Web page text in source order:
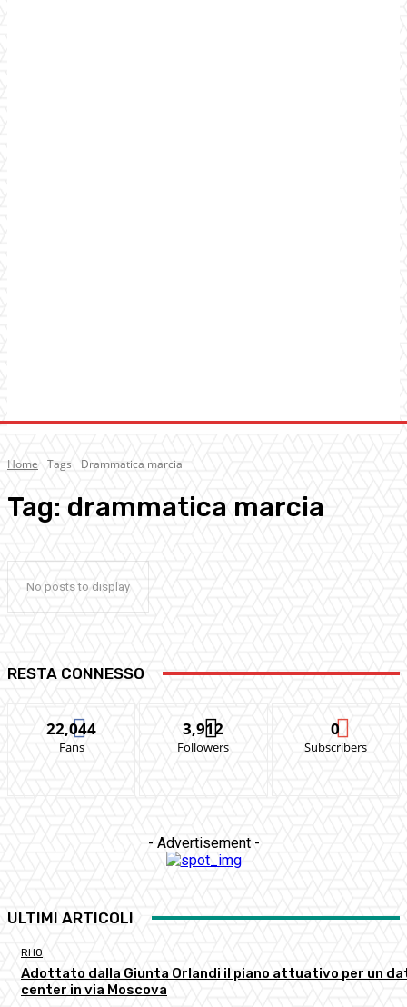
Home Tags Drammatica marcia
Tag: drammatica marcia
No posts to display
RESTA CONNESSO
22,044
Fans
3,912
Followers
0
Subscribers
- Advertisement -
ULTIMI ARTICOLI
RHO
Adottato dalla Giunta Orlandi il piano attuativo per un
center in via Moscova